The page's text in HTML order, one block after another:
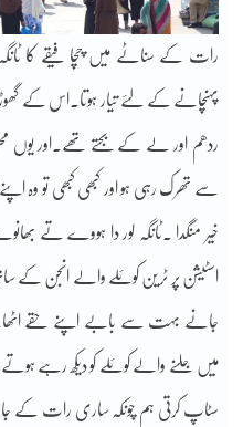
رات کے سناٹے میں چچا فیقے کا
پہنچانے کے لئے تیار ہوتا۔اس کے
ردھم اور لے کے بجتے تھے۔اور یوں
سے تھرک رہی ہو اور کبھی کبھی تو وہ
خیر منگدا ۔ٹانگہ لور دا ہووے تے
اسٹیشن پر ٹرین کوئلے والے انجن کے
جانے بہت سے بابے اپنے حقے
میں جلنے والے کوئلے کو دیکھ رہے
سٹاپ کرتی ہم چونکہ ساری رات کے